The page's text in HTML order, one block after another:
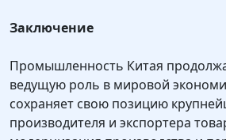
Заключение
Промышленность Китая
ведущую роль в мировой
сохраняет свою позицию
производителя и экспортера